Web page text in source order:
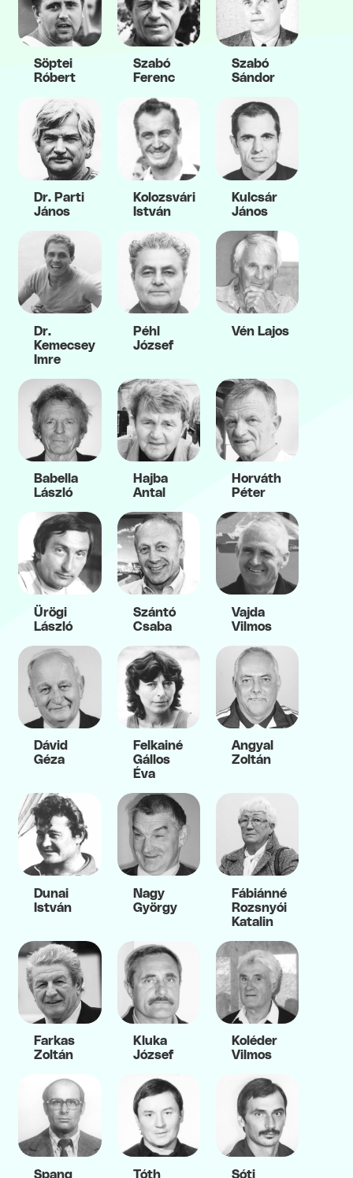
Söptei
Róbert
Szabó
Ferenc
Szabó
Sándor
Dr. Parti
János
Kolozsvári
István
Kulcsár
János
Dr.
Kemecsey
Imre
Péhl
József
Vén Lajos
Babella
László
Hajba
Antal
Horváth
Péter
Ürögi
László
Szántó
Csaba
Vajda
Vilmos
Dávid
Géza
Felkainé
Gállos
Éva
Angyal
Zoltán
Dunai
István
Nagy
György
Fábiánné
Rozsnyói
Katalin
Farkas
Zoltán
Kluka
József
Koléder
Vilmos
Spang Tóth Sóti